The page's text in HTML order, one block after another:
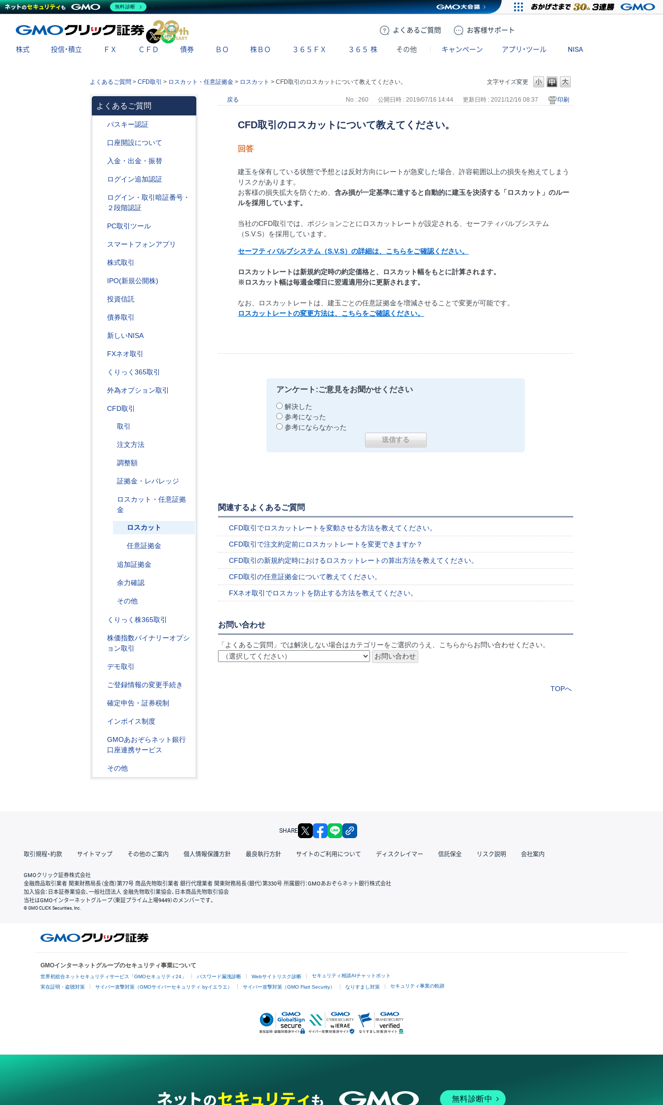
よくある ご質問 お客様サポート
X
株式 投信・積立 ＦＸ ＣＦＤ 債券 ＢＯ 株ＢＯ ３６５ＦＸ ３６５ 株 その他 キャンペーン アプリ・ツール NISA
文字サイズ変更
よくあるご質問 > CFD取引 > ロスカット・任意証拠金 > ロスカット > CFD取引のロスカットについて教えてください。
よくあるご質問
パスキー認証
口座開設について
入金・出金・振替
ログイン追加認証
ログイン・取引暗証番号・
２段階認証
PC取引ツール
スマートフォンアプリ
株式取引
IPO(新規公開株)
投資信託
債券取引
新しいNISA
FXネオ取引
くりっく365取引
外為オプション取引
CFD取引
取引
注文方法
調整額
証拠金・レバレッジ
ロスカット・任意証拠
金
ロスカット
任意証拠金
追加証拠金
余力確認
その他
くりっく株365取引
株価指数バイナリーオプシ
ョン取引
デモ取引
ご登録情報の変更手続き
確定申告・証券税制
インボイス制度
GMOあおぞらネット銀行
口座連携サービス
その他
戻る No : 260 公開日時 : 2019/07/16 14:44 更新日時 : 2021/12/16 08:37 印刷
CFD取引のロスカットについて教えてください。
回答
建玉を保有している状態で予想とは反対方向にレートが急変した場合、許容範囲以上の損失を抱えてしまう
リスクがあります。
お客様の損失拡大を防ぐため、 含み損が一定基準に達すると自動的に建玉を決済する「ロスカット」のルー
ルを採用しています。
当社のCFD取引では、ポジションごとにロスカットレートが設定される、セーフティバルブシステム
（S.V.S）を採用しています。
セーフティバルブシステム（S.V.S）の詳細は、こちらをご確認ください。
ロスカットレートは新規約定時の約定価格と、ロスカット幅をもとに計算されます。
※ロスカット幅は毎週金曜日に翌週適用分に更新されます。
なお、ロスカットレートは、建玉ごとの任意証拠金を増減させることで変更が可能です。
ロスカットレートの変更方法は、こちらをご確認ください。
アンケート:ご意見をお聞かせください
解決した
参考になった
参考にならなかった
関連するよくあるご質問
CFD取引でロスカットレートを変動させる方法を教えてください。
CFD取引で注文約定前にロスカットレートを変更できますか？
CFD取引の新規約定時におけるロスカットレートの算出方法を教えてください。
CFD取引の任意証拠金について教えてください。
FXネオ取引でロスカットを防止する方法を教えてください。
お問い合わせ
「よくあるご質問」では解決しない場合はカテゴリーをご選択のうえ、こちらからお問い合わせください。
TOPへ
SHARE X facebook
取引規程・約款 サイトマップ その他のご案内 個人情報保護方針 最良執行方針 サイトのご利用について ディスクレイマー 信託保全 リスク説明 会社案内
GMOクリック証券株式会社
金融商品取引業者 関東財務局長（金商）第77号 商品先物取引業者 銀行代理業者 関東財務局長（銀代）第330号 所属銀行：GMOあおぞらネット銀行株式会社
加入協会：日本証券業協会、一般社団法人 金融先物取引業協会、日本商品先物取引協会
当社はGMOインターネットグループ（東証プライム上場9449）のメンバーです。
© GMO CLICK Securities, Inc.
GMOインターネットグループのセキュリティ事業について
世界初総合ネットセキュリティサービス「GMOセキュリティ24」 パスワード漏洩診断 Webサイトリスク診断 セキュリティ相談AIチャットボット
実在証明・盗聴対策 サイバー攻撃対策（GMOサイバーセキュリティ byイエラエ） サイバー攻撃対策（GMO Flatt Security） なりすまし対策 セキュリティ事業の軌跡
無料診断中
無料診断